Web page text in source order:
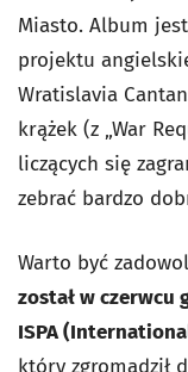
Miasto. Album
projektu
Wratislavia
krążek (z „War
liczących się
zebrać bardzo
Warto być
został w czerwcu
ISPA
który zgromadził